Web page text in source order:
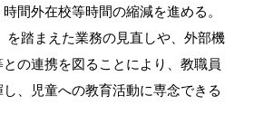
間外在校等時間の縮減を進める。
踏まえた業務の見直しや、外部機
の連携を図ること により、教職員
、児童への教育活動に専念できる